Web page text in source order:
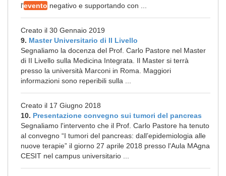
l'evento negativo e supportando con ...
Creato il 30 Gennaio 2019
9. Master Universitario di II Livello
Segnaliamo la docenza del Prof. Carlo Pastore nel Master
di II Livello sulla Medicina Integrata. Il Master si terrà
presso la università Marconi in Roma. Maggiori
informazioni sono reperibili sulla ...
Creato il 17 Giugno 2018
10. Presentazione convegno sui tumori del pancreas
Segnaliamo l'intervento che il Prof. Carlo Pastore ha tenuto
al convegno “I tumori del pancreas: dall’epidemiologia alle
nuove terapie” il giorno 27 aprile 2018 presso l'Aula MAgna
CESIT nel campus universitario ...